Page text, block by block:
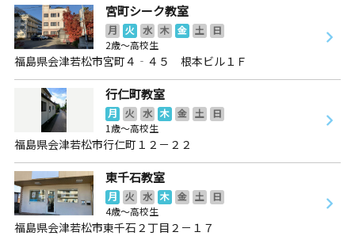
宮町シーク教室
月 火 水 木 金 土
日
2歳～高校生
福島県会津若松市宮町４‐４５ 根本ビル１Ｆ
行仁町教室
月 火 水 木 金 土
日
1歳～高校生
福島県会津若松市行仁町１２－２２
東千石教室
月 火 水 木 金 土
日
4歳～高校生
福島県会津若松市東千石２丁目２－１７